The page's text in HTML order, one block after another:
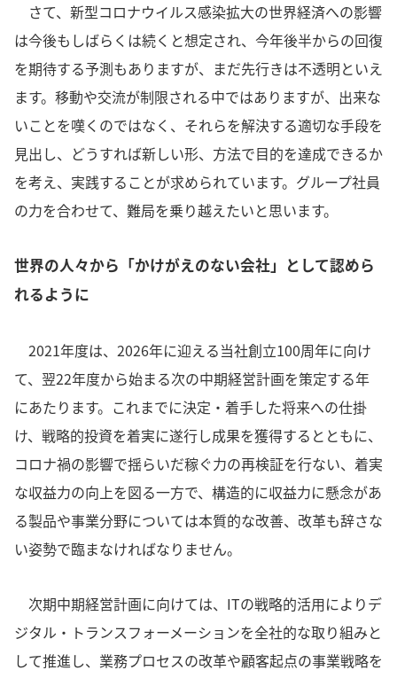
さて、新型コロナウイルス感染拡大の世界経済への影響
は今後もしばらくは続くと想定され、今年後半からの回復
を期待する予測もありますが、まだ先行きは不透明といえ
ます。移動や交流が制限される中ではありますが、出来な
いことを嘆くのではなく、それらを解決する適切な手段を
見出し、どうすれば新しい形、方法で目的を達成できるか
を考え、実践することが求められています。グループ社員
の力を合わせて、難局を乗り越えたいと思います。
世界の人々から「かけがえのない会社」として認めら
れるように
2021年度は、2026年に迎える当社創立100周年に向け
て、翌22年度から始まる次の中期経営計画を策定する年
にあたります。これまでに決定・着手した将来への仕掛
け、戦略的投資を着実に遂行し成果を獲得するとともに、
コロナ禍の影響で揺らいだ稼ぐ力の再検証を行ない、着実
な収益力の向上を図る一方で、構造的に収益力に懸念があ
る製品や事業分野については本質的な改善、改革も辞さな
い姿勢で臨まなければなりません。
次期中期経営計画に向けては、ITの戦略的活用によりデ
ジタル・トランスフォーメーションを全社的な取り組みと
して推進し、業務プロセスの改革や顧客起点の事業戦略を